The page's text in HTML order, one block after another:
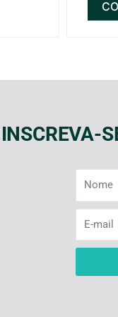
INSCREVA-
Nome